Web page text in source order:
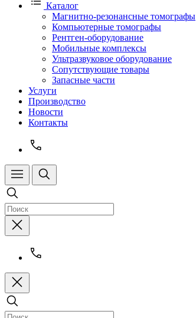
Каталог
Магнитно-резонансные томографы
Компьютерные томографы
Рентген-оборудование
Мобильные комплексы
Ультразвуковое оборудование
Сопутствующие товары
Запасные части
Услуги
Производство
Новости
Контакты